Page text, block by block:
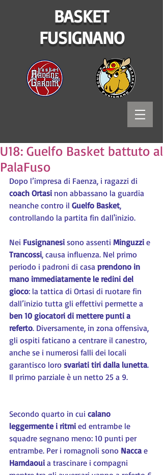
BASKET
FUSIGNANO
U18: Guelfo Basket battuto al
PalaFuso
Dopo l’impresa di Faenza, i ragazzi di
coach Ortasi non abbassano la guardia
neanche contro il Guelfo Basket,
controllando la partita fin dall'inizio.
Nei Fusignanesi sono assenti Minguzzi e
Trancossi, causa influenza. Nel primo
periodo i padroni di casa prendono in
mano immediatamente le redini del
gioco: la tattica di Ortasi di ruotare fin
dall’inizio tutta gli effettivi permette a
ben 10 giocatori di mettere punti a
referto. Diversamente, in zona offensiva,
gli ospiti faticano a centrare il canestro,
anche se i numerosi falli dei locali
garantisco loro svariati tiri dalla lunetta.
Il primo parziale è un netto 25 a 9.
Secondo quarto in cui calano
leggermente i ritmi ed entrambe le
squadre segnano meno: 10 punti per
entrambe. Per i romagnoli sono Nacca e
Hamdaoui a trascinare i compagni